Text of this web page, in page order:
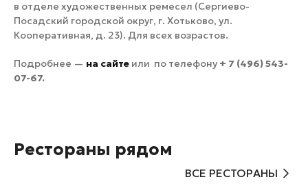
в отделе художественных ремесел (Сергиево-
Посадский городской округ, г. Хотьково, ул.
Кооперативная, д. 23). Для всех возрастов.
Подробнее — на сайте или по телефону + 7 (496) 543-
07-67.
Рестораны рядом
ВСЕ РЕСТОРАНЫ